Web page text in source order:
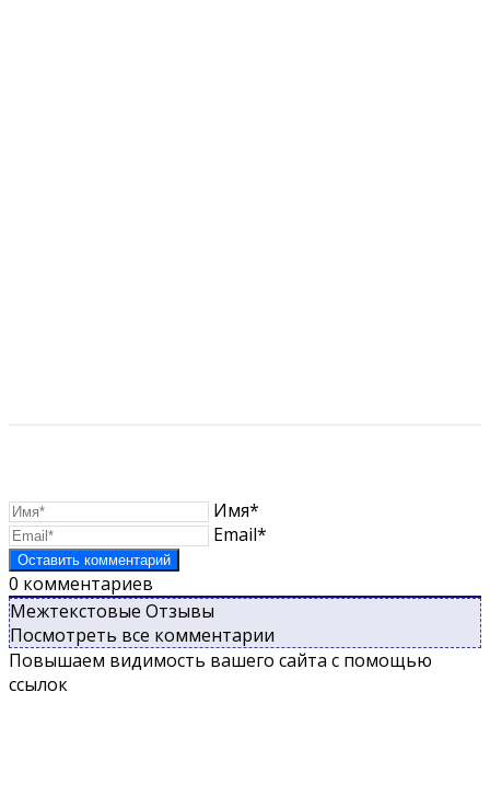
Имя*
Email*
0 комментариев
Межтекстовые Отзывы
Посмотреть все комментарии
Повышаем видимость вашего сайта с помощью
ссылок